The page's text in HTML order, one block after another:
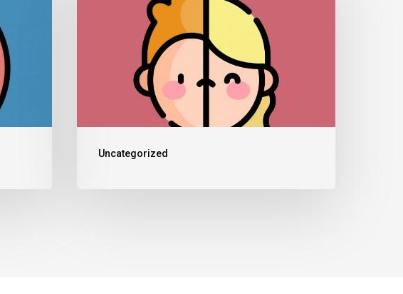
Uncategorized